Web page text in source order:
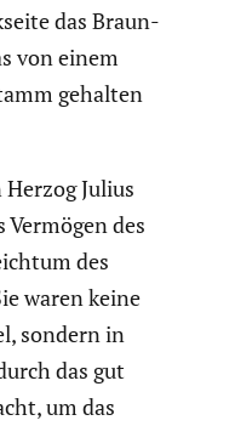
das Braun­
von einem
gehalten
Julius
Vermögen des
des
waren keine
sondern in
das gut
um das